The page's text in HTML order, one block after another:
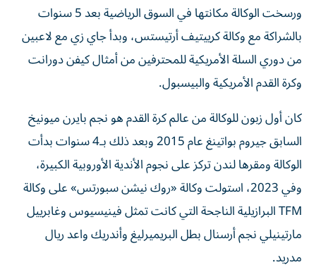
ورسخت الوكالة مكانتها في السوق الرياضية بعد 5 سنوات
بالشراكة مع وكالة كرييتيف أرتيستس، وبدأ جاي زي مع لاعبين
من دوري السلة الأمريكية للمحترفين من أمثال كيفن دورانت
وكرة القدم الأمريكية والبيسبول.
كان أول زبون للوكالة من عالم كرة القدم هو نجم بايرن ميونيخ
السابق جيروم بواتينغ عام 2015 وبعد ذلك بـ4 سنوات بدأت
الوكالة ومقرها لندن تركز على نجوم الأندية الأوروبية الكبيرة،
وفي 2023، استولت وكالة «روك نيشن سبورتس» على وكالة
TFM البرازيلية الناجحة التي كانت تمثل فينيسيوس وغابرييل
مارتينيلي نجم أرسنال بطل البريميرليغ وأندريك واعد ريال
مدريد.